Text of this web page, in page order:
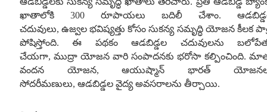
ఖాతాలోకి 300 రూపాయలు బదిలీ చేశాం.
చదువులు,ఉజ్వల భవిష్యత్తు కోసం సుకన్య సమృద్ధి యోజన కీలక
పోషిస్తోంది.ఈ పథకం ఆడబిడ్డల చదువులను
చేయగా, ముద్రా యోజన వారి సంపాదనకు భరోసా కల్పించింది.
వందన యోజన,ఆయుష్మాన్ భారత్
సోదరీమణులు, ఆడబిడ్డల వైద్య అవసరాలను తీర్చాయి.